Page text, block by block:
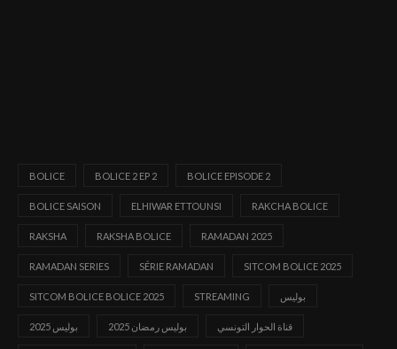
BOLICE BOLICE 2 EP 2 BOLICE EPISODE 2
BOLICE SAISON ELHIWAR ETTOUNSI RAKCHA BOLICE
RAKSHA RAKSHA BOLICE RAMADAN 2025
RAMADAN SERIES SÉRIE RAMADAN SITCOM BOLICE 2025
SITCOM BOLICE BOLICE 2025 STREAMING بوليس
بوليس 2025 بوليس رمضان 2025 قناة الحوار التونسي